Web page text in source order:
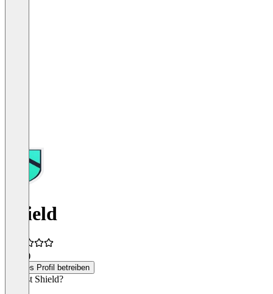
Shield
(4)
Dieses Profil betreiben
Was ist Shield?